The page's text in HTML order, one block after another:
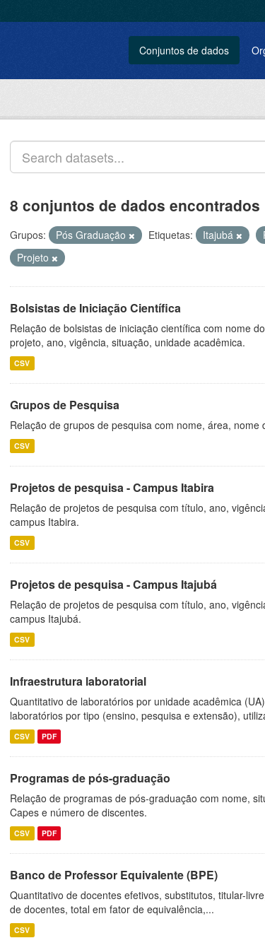
Conjuntos de dados
8 conjuntos de dados encontrados
Grupos: Pós Graduação Etiquetas: Itajubá
Projeto
Bolsistas de Iniciação Científica
Relação de bolsistas de iniciação científica com nome
projeto, ano, vigência, situação, unidade acadêmica.
CSV
Grupos de Pesquisa
Relação de grupos de pesquisa com nome, área, nome
CSV
Projetos de pesquisa - Campus Itabira
Relação de projetos de pesquisa com título, ano,
campus Itabira.
CSV
Projetos de pesquisa - Campus Itajubá
Relação de projetos de pesquisa com título, ano,
campus Itajubá.
CSV
Infraestrutura laboratorial
Quantitativo de laboratórios por unidade acadêmica
laboratórios por tipo (ensino, pesquisa e extensão),
CSV PDF
Programas de pós-graduação
Relação de programas de pós-graduação com nome,
Capes e número de discentes.
CSV PDF
Banco de Professor Equivalente (BPE)
Quantitativo de docentes efetivos, substitutos, titular-
de docentes, total em fator de equivalência,...
CSV